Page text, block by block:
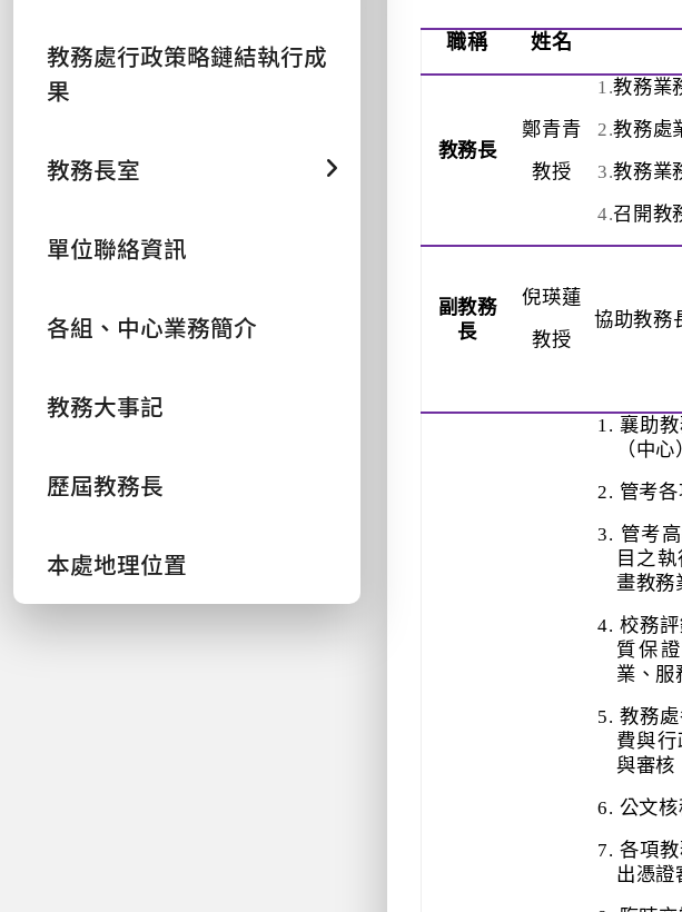
教務處行政策略鏈結執行成
果
教務長室
單位聯絡資訊
各組、中心業務簡介
教務大事記
歷屆教務長
本處地理位置
職稱 姓名
教務長
鄭青青
教授
1.教務業
2.教務處
3.教務業
4.召開教
副教務
長
倪瑛蓮
教授
協助教務
1. 襄助
（中
2. 管考
3. 管考
目之
畫教務
4. 校務
質保
業、服
5. 教務
費與
與審核
6. 公文核
7. 各項
出憑證